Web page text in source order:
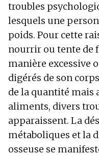
troubles
lesquels une
poids. Pour cette
nourrir ou tente de
manière excessive
digérés de son
de la quantité mais
aliments, divers
apparaissent. La
métaboliques et la
osseuse se